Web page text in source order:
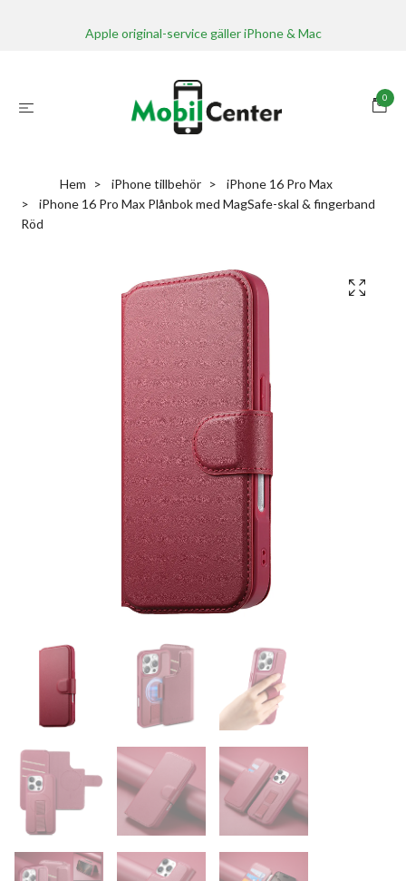
Apple original-service gäller iPhone & Mac
0
Hem iPhone tillbehör
iPhone 16 Pro Max
iPhone 16 Pro Max Plånbok med MagSafe-skal & fingerband
Röd